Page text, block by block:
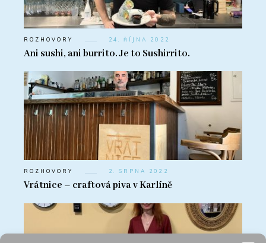
ROZHOVORY 24. ŘÍJNA 2022
Ani sushi, ani burrito. Je to Sushirrito.
ROZHOVORY 2. SRPNA 2022
Vrátnice – craftová piva v Karlíně